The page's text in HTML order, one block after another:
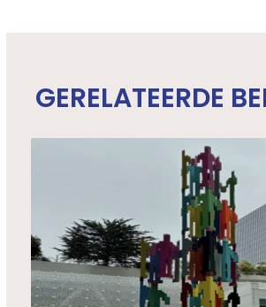
GERELATEERDE